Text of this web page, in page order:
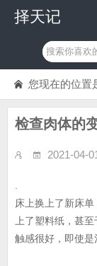
择天记
您现在的位置
检查肉体的
2021-04-
床上换上了新床
上了塑料纸，甚
触感很好，即使是